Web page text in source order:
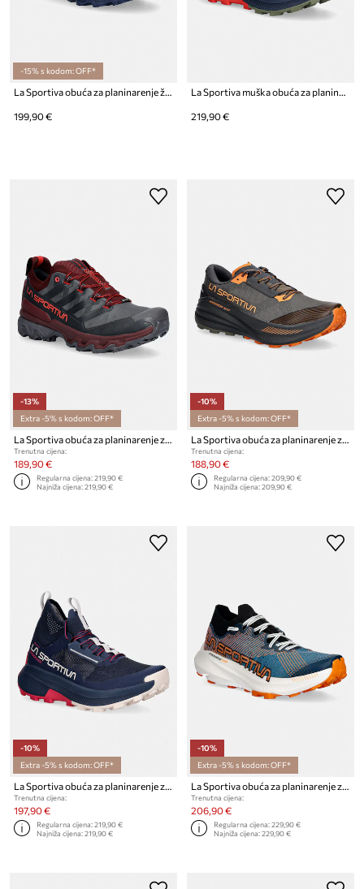
-15% s kodom: OFF*
La Sportiva obuća za planinarenje ženska Ultra Raptor 3
199,90 €
La Sportiva muška obuća za planinarenje Prodigio Hike Gtx
219,90 €
-13%
Extra -5% s kodom: OFF*
Trenutna cijena:
189,90 €
Regularna cijena:219,90 €
Najniža cijena:219,90 €
-10%
Extra -5% s kodom: OFF*
Trenutna cijena:
188,90 €
Regularna cijena:209,90 €
Najniža cijena:209,90 €
-10%
Extra -5% s kodom: OFF*
La Sportiva obuća za planinarenje za žene Prodigio Hike GTX
Trenutna cijena:
197,90 €
Regularna cijena:219,90 €
Najniža cijena:219,90 €
-10%
Extra -5% s kodom: OFF*
La Sportiva obuća za planinarenje za muškarce Prodigio Pro
Trenutna cijena:
206,90 €
Regularna cijena:229,90 €
Najniža cijena:229,90 €